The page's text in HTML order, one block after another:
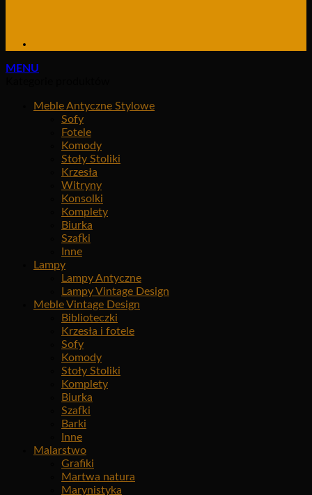
MENU
Meble Antyczne Stylowe
Sofy
Fotele
Komody
Stoły Stoliki
Krzesła
Witryny
Konsolki
Komplety
Biurka
Szafki
Inne
Lampy
Lampy Antyczne
Lampy Vintage Design
Meble Vintage Design
Biblioteczki
Krzesła i fotele
Sofy
Komody
Stoły Stoliki
Komplety
Biurka
Szafki
Barki
Inne
Malarstwo
Grafiki
Martwa natura
Marynistyka